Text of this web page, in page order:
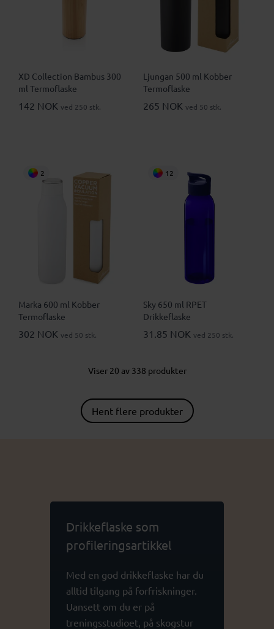
XD Collection Bambus 300
ml Termoflaske
142 NOK ved 250 stk.
Ljungan 500 ml Kobber
Termoflaske
265 NOK ved 50 stk.
2
Marka 600 ml Kobber
Termoflaske
302 NOK ved 50 stk.
12
Sky 650 ml RPET
Drikkeflaske
31.85 NOK ved 250 stk.
Viser 20 av 338 produkter
Hent flere produkter
Drikkeflaske som
profileringsartikkel
Med en god drikkeflaske har du
alltid tilgang på forfriskninger.
Uansett om du er på
treningsstudioet, på skogstur